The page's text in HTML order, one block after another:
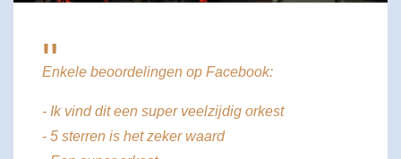
"
Enkele beoordelingen op Facebook:
- Ik vind dit een super veelzijdig orkest
- 5 sterren is het zeker waard